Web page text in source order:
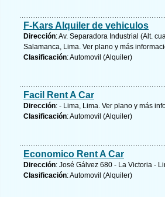
F-Kars Alquiler de vehiculos
Dirección: Av. Separadora Industrial (Alt.
Salamanca, Lima. Ver plano y más
Clasificación: Automovil (Alquiler)
Facil Rent A Car
Dirección: - Lima, Lima. Ver plano y más
Clasificación: Automovil (Alquiler)
Economico Rent A Car
Dirección: José Gálvez 680 - La Victoria -
Clasificación: Automovil (Alquiler)